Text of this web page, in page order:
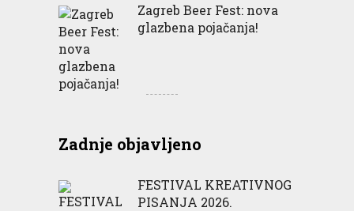
Zagreb Beer Fest: nova
glazbena pojačanja!
Zadnje objavljeno
FESTIVAL KREATIVNOG
PISANJA 2026.